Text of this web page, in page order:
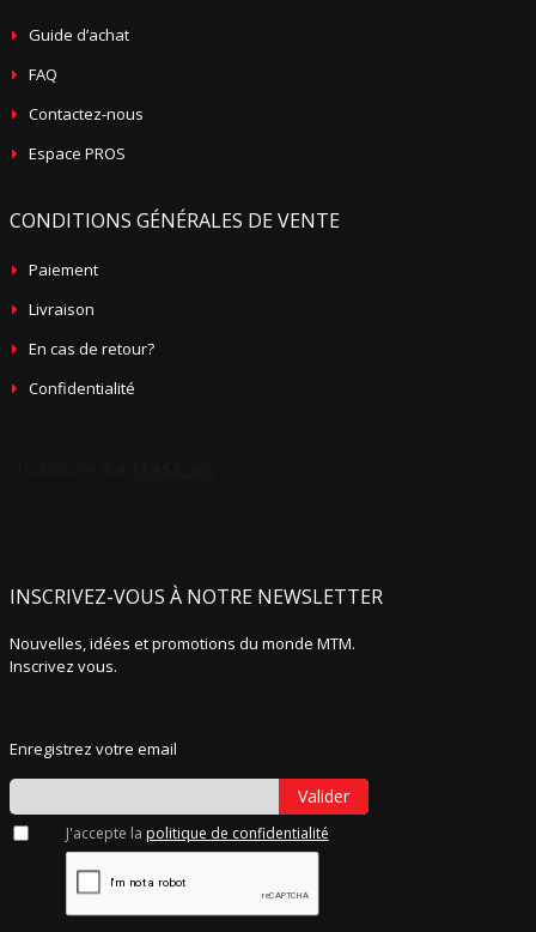
Guide d’achat
FAQ
Contactez-nous
Espace PROS
CONDITIONS GÉNÉRALES DE VENTE
Paiement
Livraison
En cas de retour?
Confidentialité
INSCRIVEZ-VOUS À NOTRE NEWSLETTER
Nouvelles, idées et promotions du monde MTM.
Inscrivez vous.
Enregistrez votre email
Valider
J'accepte la politique de confidentialité